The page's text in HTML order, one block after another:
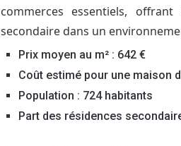
commerces essentiels,
secondaire dans un
Prix moyen au m² : 642 €
Coût estimé pour une maison
Population : 724 habitants
Part des résidences